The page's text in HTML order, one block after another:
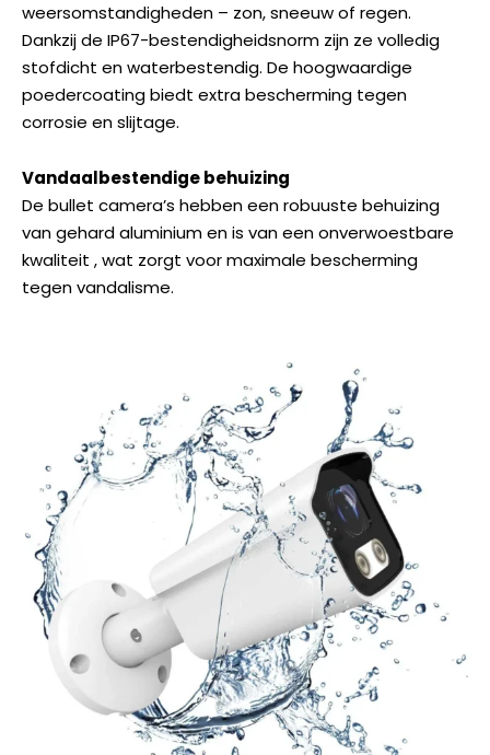
weersomstandigheden – zon, sneeuw of regen.
Dankzij de IP67-bestendigheidsnorm zijn ze volledig
stofdicht en waterbestendig. De hoogwaardige
poedercoating biedt extra bescherming tegen
corrosie en slijtage.
Vandaalbestendige behuizing
De bullet camera’s hebben een robuuste behuizing
van gehard aluminium en is van een onverwoestbare
kwaliteit , wat zorgt voor maximale bescherming
tegen vandalisme.